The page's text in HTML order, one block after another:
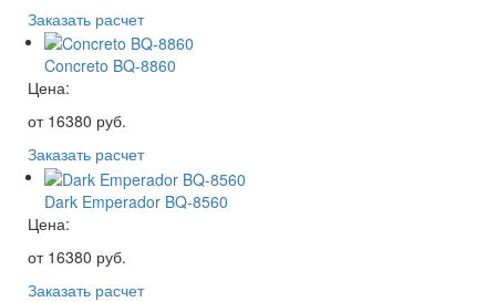
Заказать расчет
Concreto BQ-8860
Цена:
от 16380 руб.
Заказать расчет
Dark Emperador BQ-8560
Цена:
от 16380 руб.
Заказать расчет